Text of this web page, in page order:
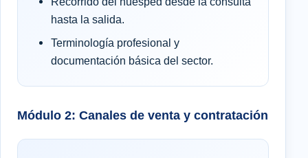
hasta la salida.
Terminología profesional y
documentación básica del sector.
Módulo 2: Canales de venta y contratación